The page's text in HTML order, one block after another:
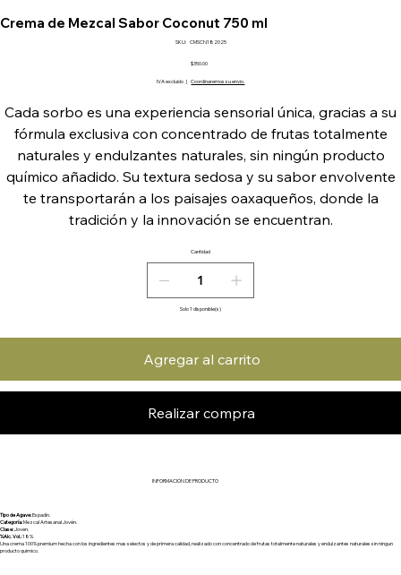
Crema de Mezcal Sabor Coconut 750 ml
SKU:
SKU
CMSCN182025
Precio
$350.00
IVA excluido | Coordinaremos su envio.
Cada sorbo es una experiencia sensorial única, gracias a su
fórmula exclusiva con concentrado de frutas totalmente
naturales y endulzantes naturales, sin ningún producto
químico añadido. Su textura sedosa y su sabor envolvente
te transportarán a los paisajes oaxaqueños, donde la
tradición y la innovación se encuentran.
Cantidad
Solo 1 disponible(s)
Agregar al carrito
Realizar compra
INFORMACIÓN DE PRODUCTO
Tipo de Agave:Espadín.
Categoría:Mezcal Artesanal Jovén.
Clase:Joven.
%Alc. Vol.:18%
Una crema 100% premium hecha con los ingredientes mas selectos y de primera calidad, realizado con concentrado de frutas totalmente naturales y endulzantes naturales sin ningun
producto quimico.